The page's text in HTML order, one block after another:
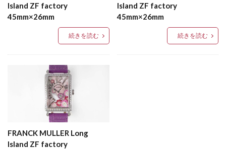
Island ZF factory
45mm×26mm
続きを読む
Island ZF factory
45mm×26mm
続きを読む
FRANCK MULLER Long
Island ZF factory